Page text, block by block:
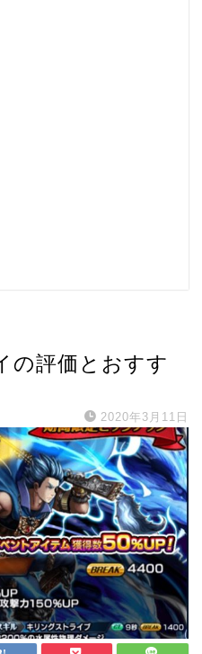
の評価とおすす
2020年3月11日